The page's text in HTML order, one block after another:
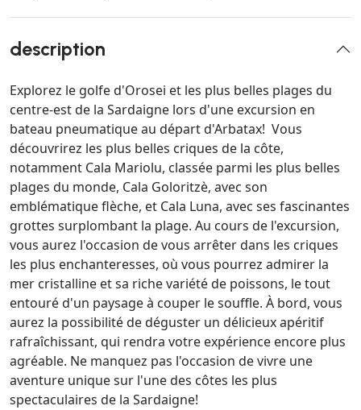
description
Explorez le golfe d'Orosei et les plus belles plages du
centre-est de la Sardaigne lors d'une excursion en
bateau pneumatique au départ d'Arbatax! Vous
découvrirez les plus belles criques de la côte,
notamment Cala Mariolu, classée parmi les plus belles
plages du monde, Cala Goloritzè, avec son
emblématique flèche, et Cala Luna, avec ses fascinantes
grottes surplombant la plage. Au cours de l'excursion,
vous aurez l'occasion de vous arrêter dans les criques
les plus enchanteresses, où vous pourrez admirer la
mer cristalline et sa riche variété de poissons, le tout
entouré d'un paysage à couper le souffle. À bord, vous
aurez la possibilité de déguster un délicieux apéritif
rafraîchissant, qui rendra votre expérience encore plus
agréable. Ne manquez pas l'occasion de vivre une
aventure unique sur l'une des côtes les plus
spectaculaires de la Sardaigne!